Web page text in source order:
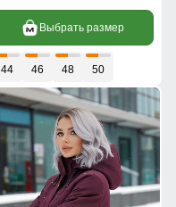
Выбрать размер
44 46 48 50